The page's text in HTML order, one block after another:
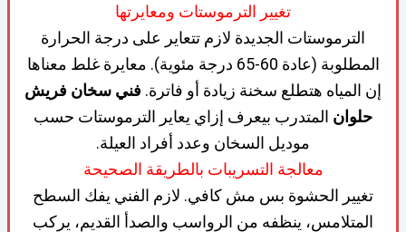
تغيير الترموستات ومعايرتها
الترموستات الجديدة لازم تتعاير على درجة الحرارة
المطلوبة (عادة 60-65 درجة مئوية). معايرة غلط معناها
إن المياه هتطلع سخنة زيادة أو فاترة. فني سخان فريش
حلوان المتدرب بيعرف إزاي يعاير الترموستات حسب
موديل السخان وعدد أفراد العيلة.
معالجة التسريبات بالطريقة الصحيحة
تغيير الحشوة بس مش كافي. لازم الفني يفك السطح
المتلامس، ينظفه من الرواسب والصدأ القديم، يركب